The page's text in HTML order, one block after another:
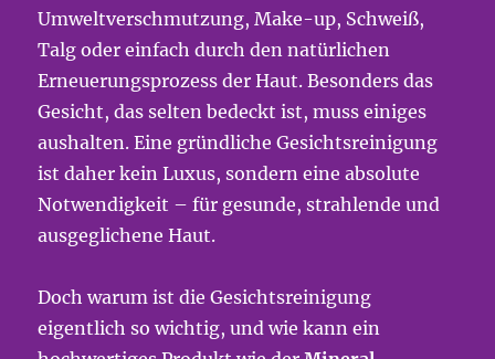
Umweltverschmutzung, Make-up, Schweiß,
Talg oder einfach durch den natürlichen
Erneuerungsprozess der Haut. Besonders das
Gesicht, das selten bedeckt ist, muss einiges
aushalten. Eine gründliche Gesichtsreinigung
ist daher kein Luxus, sondern eine absolute
Notwendigkeit – für gesunde, strahlende und
ausgeglichene Haut.
Doch warum ist die Gesichtsreinigung
eigentlich so wichtig, und wie kann ein